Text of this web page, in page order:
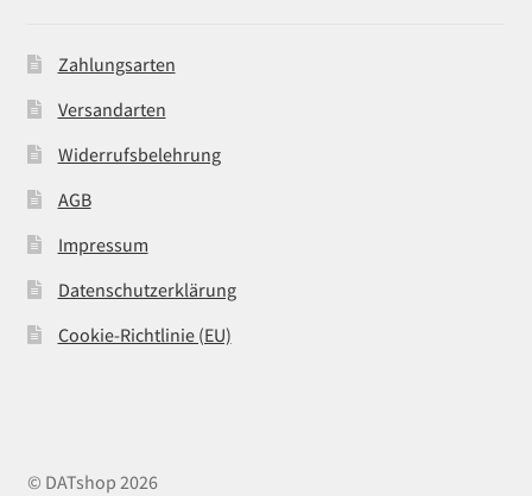
Zahlungsarten
Versandarten
Widerrufsbelehrung
AGB
Impressum
Datenschutzerklärung
Cookie-Richtlinie (EU)
© DATshop 2026